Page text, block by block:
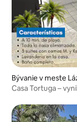
Bývanie v meste
Casa Tortuga –